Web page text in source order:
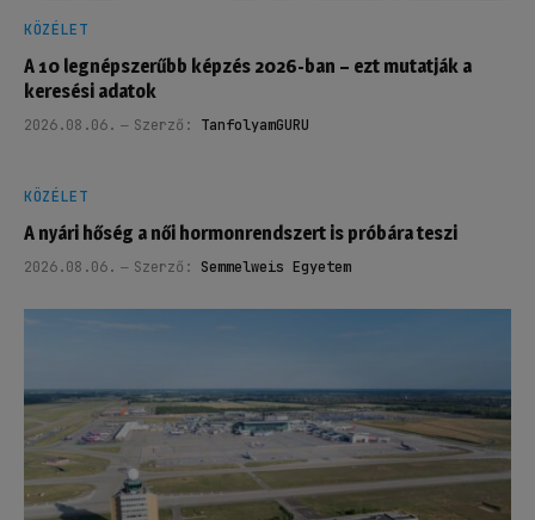
KÖZÉLET
A 10 legnépszerűbb képzés 2026-ban – ezt mutatják a
keresési adatok
2026.08.06. Szerző: TanfolyamGURU
KÖZÉLET
A nyári hőség a női hormonrendszert is próbára teszi
2026.08.06. Szerző: Semmelweis Egyetem